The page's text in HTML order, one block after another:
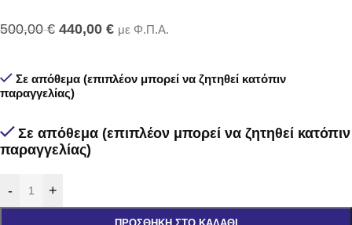
500,00€ 440,00 € με Φ.Π.Α.
Σε απόθεμα (επιπλέον μπορεί να ζητηθεί κατόπιν
παραγγελίας)
Σε απόθεμα (επιπλέον μπορεί να ζητηθεί κατόπιν
παραγγελίας)
- +
ΠΡΟΣΘΉΚΗ ΣΤΟ ΚΑΛΆΘΙ